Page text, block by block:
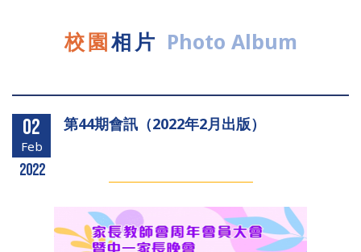
校園相片 Photo Album
02
Feb
2022
第44期會訊（2022年2月出版）